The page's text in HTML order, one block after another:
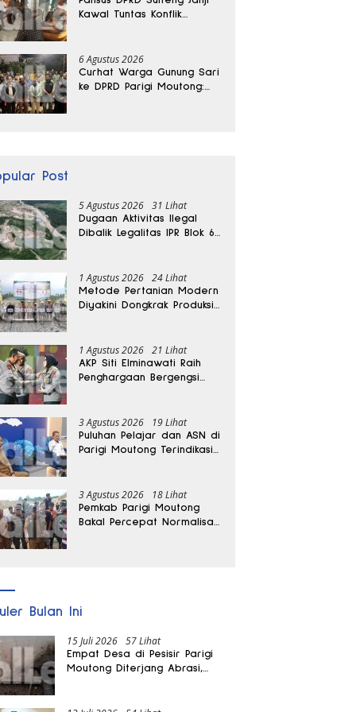
Kawal Tuntas Konflik
6 Agustus 2026
Curhat Warga Gunung Sari
ke DPRD Parigi Moutong:
Post
5 Agustus 2026 31 Lihat
Dugaan Aktivitas Ilegal
Dibalik Legalitas IPR Blok 6
1 Agustus 2026 24 Lihat
Metode Pertanian Modern
Diyakini Dongkrak Produksi
1 Agustus 2026 21 Lihat
AKP Siti Elminawati Raih
Penghargaan Bergengsi
3 Agustus 2026 19 Lihat
Puluhan Pelajar dan ASN di
Parigi Moutong Terindikasi
3 Agustus 2026 18 Lihat
Pemkab Parigi Moutong
Bakal Percepat Normalisasi
Bulan Ini
15 Juli 2026 57 Lihat
Empat Desa di Pesisir Parigi
Moutong Diterjang Abrasi,